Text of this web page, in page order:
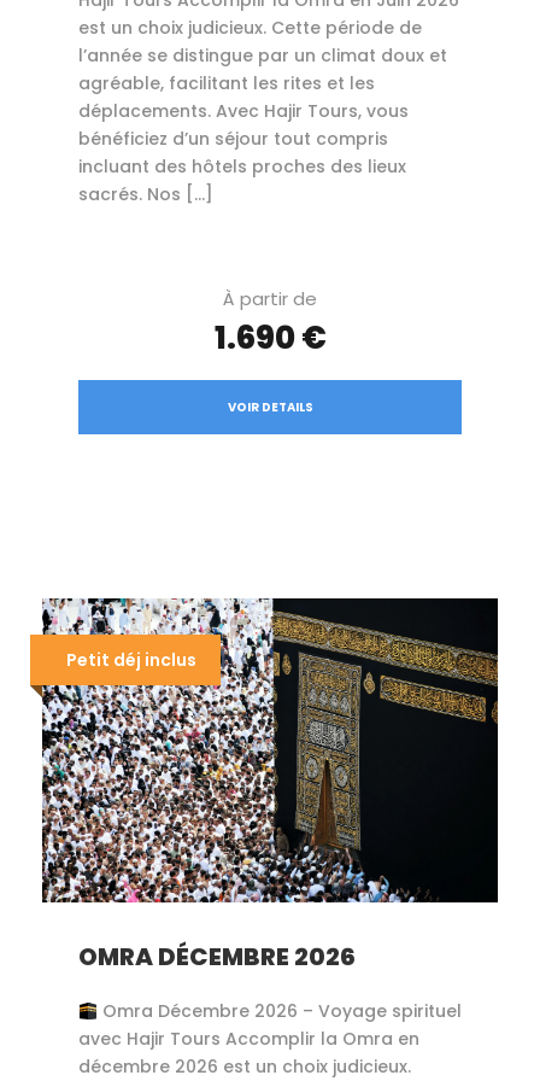
est un choix judicieux. Cette période de
l’année se distingue par un climat doux et
agréable, facilitant les rites et les
déplacements. Avec Hajir Tours, vous
bénéficiez d’un séjour tout compris
incluant des hôtels proches des lieux
sacrés. Nos […]
À partir de
1.690 €
VOIR DETAILS
Petit déj inclus
OMRA DÉCEMBRE 2026
Omra Décembre 2026 – Voyage spirituel
avec Hajir Tours Accomplir la Omra en
décembre 2026 est un choix judicieux.